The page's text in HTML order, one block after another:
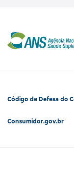
Código de Defesa do
Consumidor.gov.br